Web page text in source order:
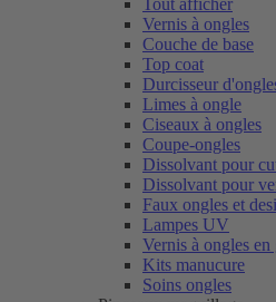
Tout afficher
Vernis à ongles
Couche de base
Top coat
Durcisseur
Limes à ongle
Ciseaux à ongles
Coupe-ongles
Dissolvant pour
Dissolvant pour
Faux ongles et
Lampes UV
Vernis à ongles en
Kits manucure
Soins ongles